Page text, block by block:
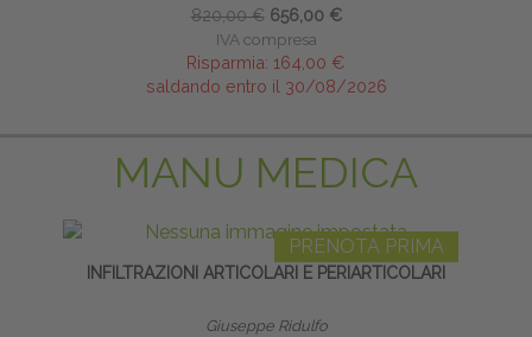
820,00 € 656,00 €
IVA compresa
Risparmia: 164,00 €
saldando entro il 30/08/2026
MANU MEDICA
PRENOTA PRIMA
INFILTRAZIONI ARTICOLARI E PERIARTICOLARI
Giuseppe Ridulfo